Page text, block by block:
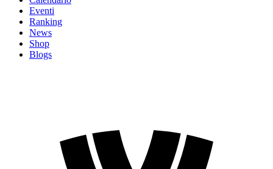
Eventi
Ranking
News
Shop
Blogs